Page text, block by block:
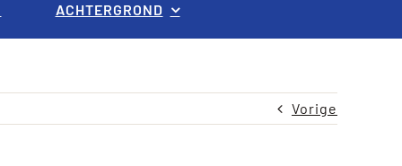
ACHTERGROND
Vorige